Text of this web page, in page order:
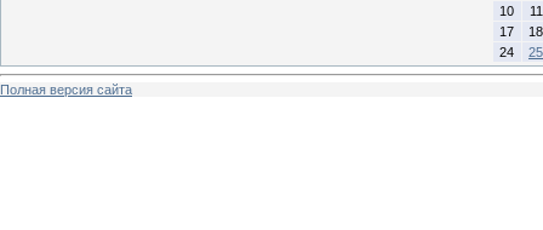
10
11
17
18
24
25
Полная версия сайта